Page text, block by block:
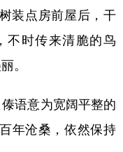
点房前屋后，干
不时传来清脆的鸟
。
语意为宽阔平整的
年沧桑，依然保持